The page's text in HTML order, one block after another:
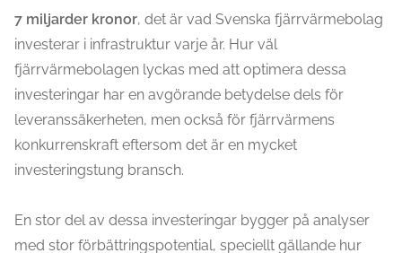
7 miljarder kronor, det är vad Svenska fjärrvärmebolag
investerar i infrastruktur varje år. Hur väl
fjärrvärmebolagen lyckas med att optimera dessa
investeringar har en avgörande betydelse dels för
leveranssäkerheten, men också för fjärrvärmens
konkurrenskraft eftersom det är en mycket
investeringstung bransch.
En stor del av dessa investeringar bygger på analyser
med stor förbättringspotential, speciellt gällande hur